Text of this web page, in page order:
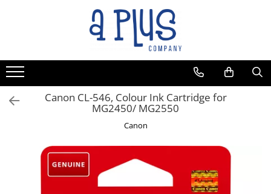
Canon CL-546, Colour Ink Cartridge for
MG2450/ MG2550
Canon